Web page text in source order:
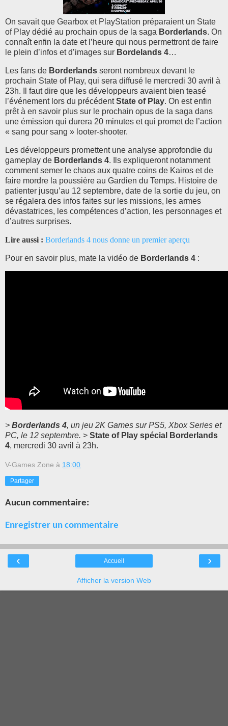
On savait que Gearbox et PlayStation préparaient un State
of Play dédié au prochain opus de la saga Borderlands. On
connaît enfin la date et l’heure qui nous permettront de faire
le plein d’infos et d’images sur Bordelands 4…
Les fans de Borderlands seront nombreux devant le
prochain State of Play, qui sera diffusé le mercredi 30 avril à
23h. Il faut dire que les développeurs avaient bien teasé
l’événement lors du précédentState of Play. On est enfin
prêt à en savoir plus sur le prochain opus de la saga dans
une émission qui durera 20 minutes et qui promet de l’action
« sang pour sang » looter-shooter.
Les développeurs promettent une analyse approfondie du
gameplay de Borderlands 4. Ils expliqueront notamment
comment semer le chaos aux quatre coins de Kairos et de
faire mordre la poussière au Gardien du Temps. Histoire de
patienter jusqu’au 12 septembre, date de la sortie du jeu, on
se régalera des infos faites sur les missions, les armes
dévastatrices, les compétences d’action, les personnages et
d’autres surprises.
Lire aussi : Borderlands 4 nous donne un premier aperçu
Pour en savoir plus, mate la vidéo de Borderlands 4 :
> Borderlands 4, un jeu 2K Games sur PS5, Xbox Series et
PC, le 12 septembre. > State of Play spécial Borderlands
4, mercredi 30 avril à 23h.
V-Games Zone à 18:00
Partager
Aucun commentaire:
Enregistrer un commentaire
‹ ›
Accueil
Afficher la version Web